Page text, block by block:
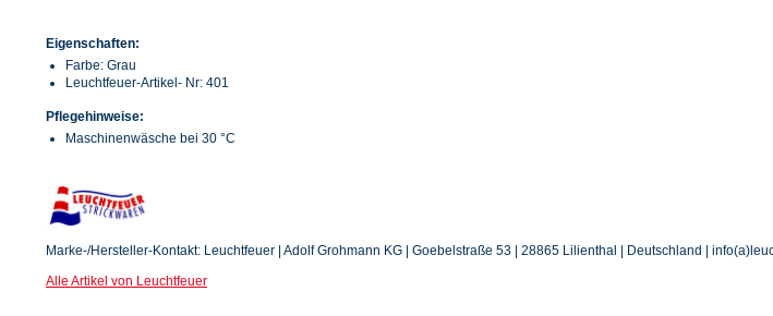
Eigenschaften:
Farbe: Grau
Leuchtfeuer-Artikel- Nr: 401
Pflegehinweise:
Maschinenwäsche bei 30 °C
Marke-/Hersteller-Kontakt: Leuchtfeuer | Adolf Grohmann KG | Goebelstraße 53 | 28865 Lilienthal | Deutschland |
Alle Artikel von Leuchtfeuer